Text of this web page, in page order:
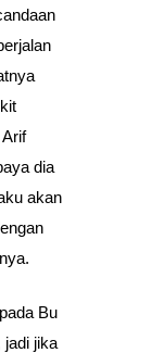
dia
akan
Bu
jadi jika